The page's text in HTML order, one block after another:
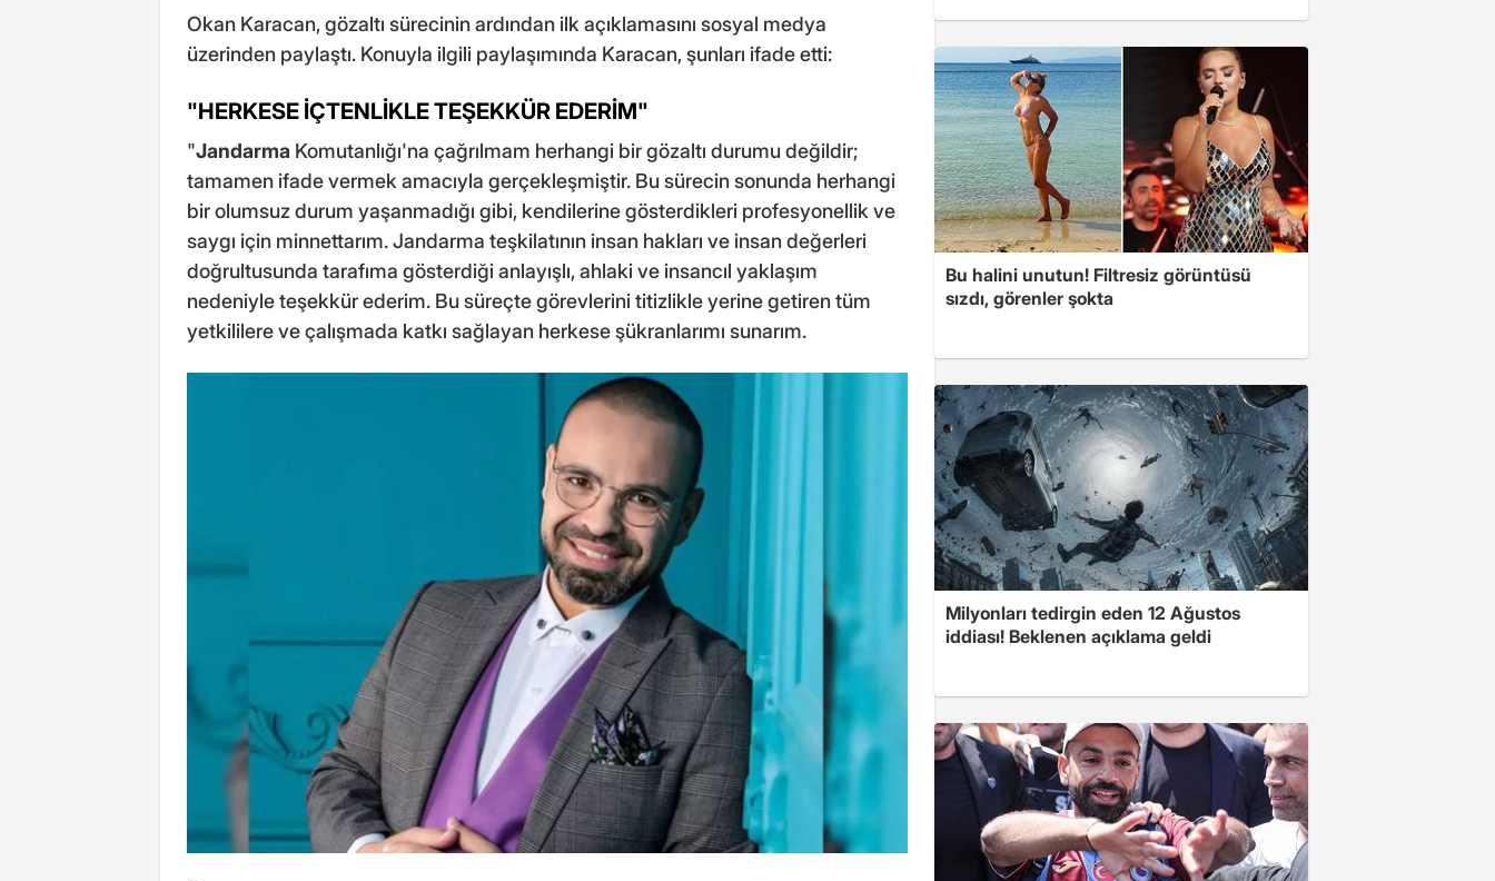
Okan Karacan, gözaltı sürecinin ardından ilk açıklamasını sosyal medya
üzerinden paylaştı. Konuyla ilgili paylaşımında Karacan, şunları ifade etti:
"HERKESE İÇTENLİKLE TEŞEKKÜR EDERİM"
"Jandarma Komutanlığı'na çağrılmam herhangi bir gözaltı durumu değildir;
tamamen ifade vermek amacıyla gerçekleşmiştir. Bu sürecin sonunda herhangi
bir olumsuz durum yaşanmadığı gibi, kendilerine gösterdikleri profesyonellik ve
saygı için minnettarım. Jandarma teşkilatının insan hakları ve insan değerleri
doğrultusunda tarafıma gösterdiği anlayışlı, ahlaki ve insancıl yaklaşım
nedeniyle teşekkür ederim. Bu süreçte görevlerini titizlikle yerine getiren tüm
yetkililere ve çalışmada katkı sağlayan herkese şükranlarımı sunarım.
Bu halini unutun! Filtresiz görüntüsü
sızdı, görenler şokta
Milyonları tedirgin eden 12 Ağustos
iddiası! Beklenen açıklama geldi